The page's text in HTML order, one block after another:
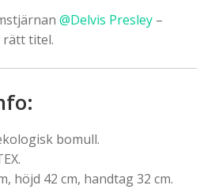
@Delvis Presley –
titel.
:
bomull.
höjd 42 cm, handtag 32 cm.